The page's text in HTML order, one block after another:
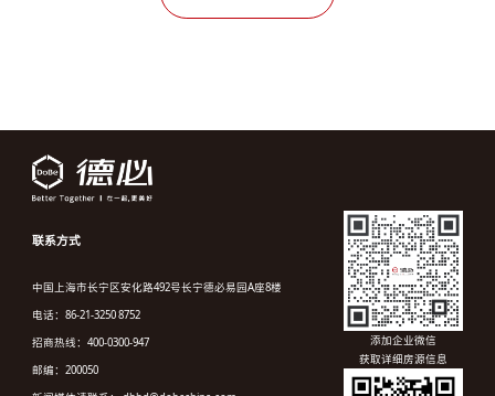
联系方式
中国上海市长宁区安化路492号长宁德必易园A座8楼
电话：86-21-3250 8752
招商热线：400-0300-947
邮编：200050
添加企业微信
获取详细房源信息